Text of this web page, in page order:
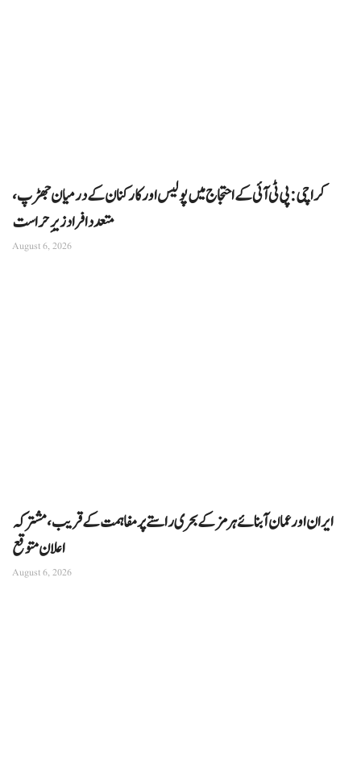
کراچی: پی ٹی آئی کے احتجاج میں پولیس اور کارکنان کے درمیان جھڑپ،
متعدد افراد زیرِ حراست
August 6, 2026
ایران اور عمان آبنائے ہرمز کے بحری راستے پر مفاہمت کے قریب، مشترکہ
اعلان متوقع
August 6, 2026